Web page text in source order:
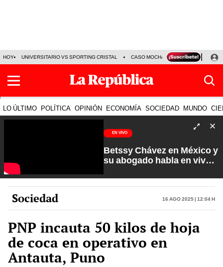
HOY UNIVERSITARIO VS SPORTING CRISTAL CASO MOCHASUELDOS
LO ÚLTIMO POLÍTICA OPINIÓN ECONOMÍA SOCIEDAD MUNDO
EN VIVO
Betssy Chávez en México y
su abogado habla en vivo |
Carlos Cornejo
Sociedad 16 Ago 2025 | 12:04 h
PNP incauta 50 kilos de hoja
de coca en operativo en
Antauta, Puno